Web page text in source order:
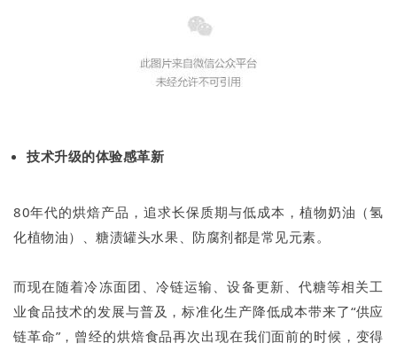
技术升级的体验感革新
80年代的烘焙产品，追求长保质期与低成本，植物奶油（氢
化植物油）、糖渍罐头水果、防腐剂都是常见元素。
而现在随着冷冻面团、冷链运输、设备更新、代糖等相关工
业食品技术的发展与普及，标准化生产降低成本带来了“供应
链革命”，曾经的烘焙食品再次出现在我们面前的时候，变得